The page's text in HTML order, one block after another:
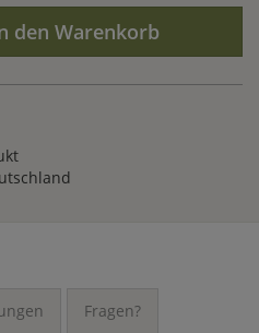
den Warenkorb
Fragen?